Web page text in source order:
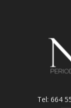
Tel: 664